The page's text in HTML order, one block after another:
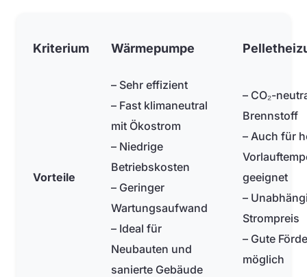
Kriterium Wärmepumpe
Vorteile
– Sehr effizient
– Fast klimaneutral
mit Ökostrom
– Niedrige
Betriebskosten
– Geringer
Wartungsaufwand
– Ideal für
Neubauten und
sanierte Gebäude
– CO₂-
Brennstoff
– Auch für
geeignet
–
Strompreis
– Gute
möglich